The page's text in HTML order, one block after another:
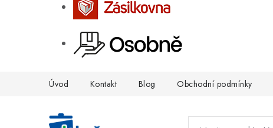
Úvod Kontakt Blog Obchodní podmínky